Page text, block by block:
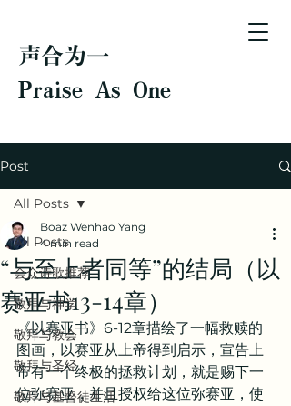
声合为一
Praise As One
Post
All Posts
会众诗歌推荐
敬拜与神学
敬拜与教会
敬拜与圣经
敬拜与基督徒生活
All Posts
“与至上者同等”的结局（以
赛亚书13-14章）
Boaz Wenhao Yang
4 min read
《以赛亚书》6-12章描绘了一幅救赎的
图画，以赛亚从上帝得到启示，宣告上
帝有一个终极的拯救计划，就是赐下一
位弥赛亚，并且授权给这位弥赛亚，使